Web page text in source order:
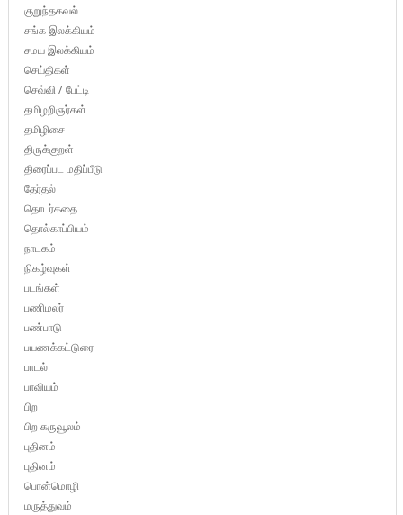
குறுந்தகவல்
சங்க இலக்கியம்
சமய இலக்கியம்
செய்திகள்
செவ்வி / பேட்டி
தமிழறிஞர்கள்
தமிழிசை
திருக்குறள்
திரைப்பட மதிப்பீடு
தேர்தல்
தொடர்கதை
தொல்காப்பியம்
நாடகம்
நிகழ்வுகள்
படங்கள்
பணிமலர்
பண்பாடு
பயணக்கட்டுரை
பாடல்
பாவியம்
பிற
பிற கருவூலம்
புதினம்
புதினம்
பொன்மொழி
மருத்துவம்